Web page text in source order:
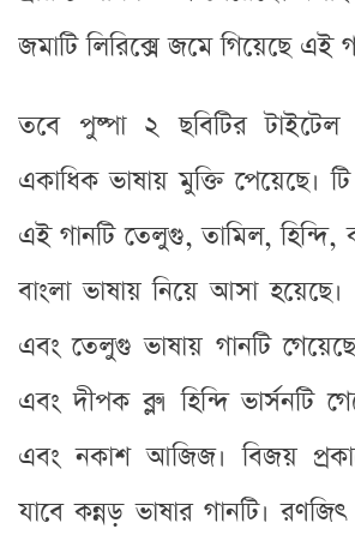
জমাটি লিরিক্সে জমে গিয়েছে এই
তবে পুষ্পা ২ ছবিটির
একাধিক ভাষায় মুক্তি পেয়েছে।
এই গানটি তেলুগু, তামিল, হিন্দি,
বাংলা ভাষায় নিয়ে আসা
এবং তেলুগু ভাষায় গানটি
এবং দীপক ব্লু। হিন্দি ভার্সনটি
এবং নকাশ আজিজ। বিজয়
যাবে কন্নড় ভাষার গানটি।